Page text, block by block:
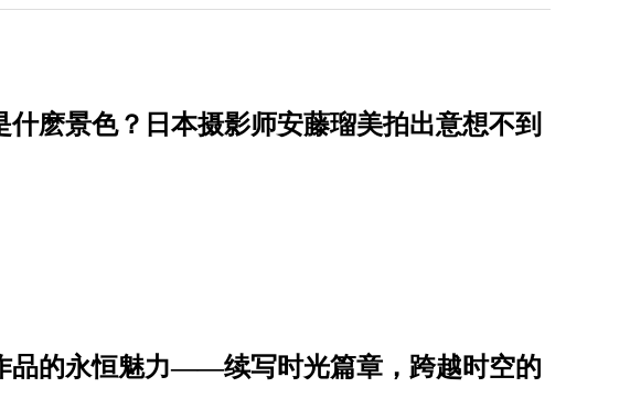
麽景色？日本摄影师安藤瑠美拍出意想不到
品的永恒魅力——续写时光篇章，跨越时空的